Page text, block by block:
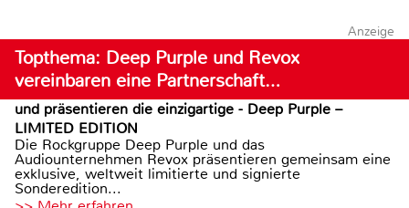
Anzeige
Topthema: Deep Purple und Revox
vereinbaren eine Partnerschaft…
und präsentieren die einzigartige - Deep Purple –
LIMITED EDITION
Die Rockgruppe Deep Purple und das
Audiounternehmen Revox präsentieren gemeinsam eine
exklusive, weltweit limitierte und signierte
Sonderedition...